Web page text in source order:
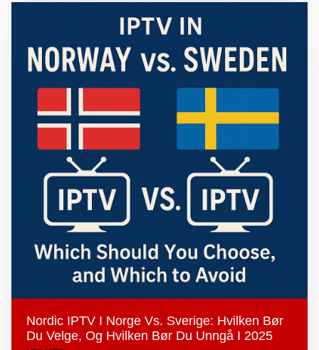
Nordic IPTV I Norge Vs. Sverige: Hvilken Bør
Du Velge, Og Hvilken Bør Du Unngå I 2025